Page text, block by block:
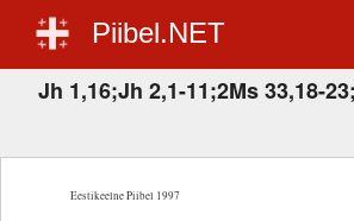
Piibel.NET
Jh 1,16;Jh 2,1-11;2Ms 33,18-
Eestikeelne Piibel 1997